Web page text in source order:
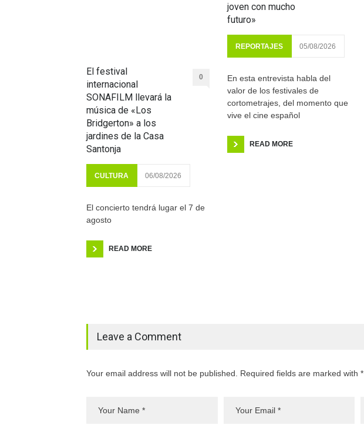
El festival
internacional
SONAFILM llevará la
música de «Los
Bridgerton» a los
jardines de la Casa
Santonja
0
CULTURA 06/08/2026
El concierto tendrá lugar el 7 de
agosto
READ MORE
joven con mucho
futuro»
REPORTAJES 05/08/2026
En esta entrevista habla del
valor de los festivales de
cortometrajes, del momento que
vive el cine español
READ MORE
Leave a Comment
Your email address will not be published. Required fields are marked with *